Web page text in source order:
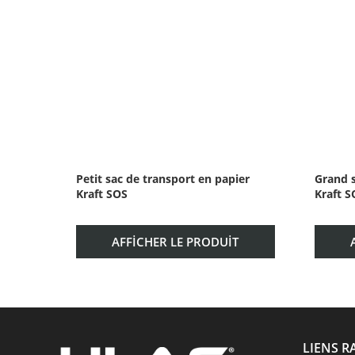
Petit sac de transport en papier
Kraft SOS
AFFICHER LE PRODUIT
Grand
Kraft
LIENS